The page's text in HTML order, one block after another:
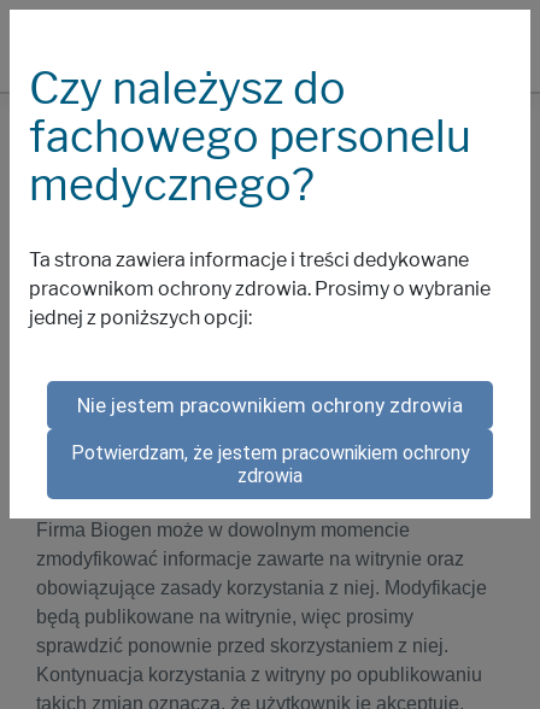
Warunki
UŻYTKOWANIA PRZED SKORZYSTANIEM Z
WITRYNY
Niniejsze warunki użytkowania opisują zasady
(„Biogen”). Korzystając z tej witryny, użytkownik
wyraża zgodę na niniejsze Warunki użytkowania. W
przypadku niewyrażenia zgody na wszystkie Warunki
użytkowania, prosimy nie korzystać z witryny.
Firma Biogen może w dowolnym momencie
zmodyfikować informacje zawarte na witrynie oraz
obowiązujące zasady korzystania z niej. Modyfikacje
będą publikowane na witrynie, więc prosimy
sprawdzić ponownie przed skorzystaniem z niej.
Kontynuacja korzystania z witryny po opublikowaniu
takich zmian oznacza, że użytkownik je akceptuje.
Czy należysz do
fachowego personelu
medycznego?
Ta strona zawiera informacje i treści dedykowane
pracownikom ochrony zdrowia. Prosimy o wybranie
jednej z poniższych opcji:
Nie jestem pracownikiem ochrony zdrowia
Potwierdzam, że jestem pracownikiem ochrony
zdrowia